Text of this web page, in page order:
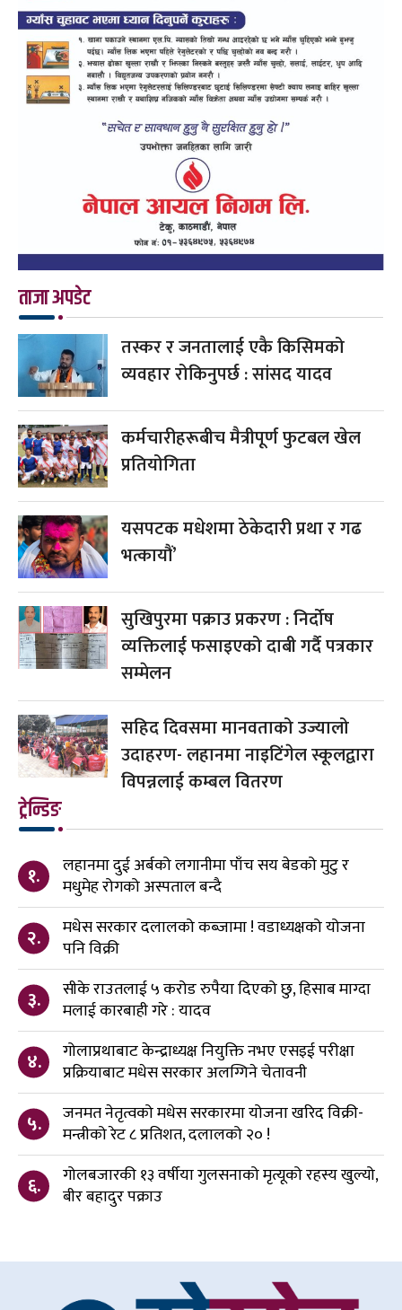
ताजा अपडेट
तस्कर र जनतालाई एकै किसिमको
व्यवहार रोकिनुपर्छ : सांसद यादव
कर्मचारीहरूबीच मैत्रीपूर्ण फुटबल खेल
प्रतियोगिता
यसपटक मधेशमा ठेकेदारी प्रथा र गढ
भत्कायौं’
सुखिपुरमा पक्राउ प्रकरण : निर्दोष
व्यक्तिलाई फसाइएको दाबी गर्दै पत्रकार
सम्मेलन
सहिद दिवसमा मानवताको उज्यालो
उदाहरण- लहानमा नाइटिंगेल स्कूलद्वारा
विपन्नलाई कम्बल वितरण
ट्रेन्डिङ
१.
लहानमा दुई अर्बको लगानीमा पाँच सय बेडको मुटु र
मधुमेह रोगको अस्पताल बन्दै
२.
मधेस सरकार दलालको कब्जामा ! वडाध्यक्षको योजना
पनि विक्री
३.
सीके राउतलाई ५ करोड रुपैया दिएको छु, हिसाब माग्दा
मलाई कारबाही गरे : यादव
४.
गोलाप्रथाबाट केन्द्राध्यक्ष नियुक्ति नभए एसइई परीक्षा
प्रक्रियाबाट मधेस सरकार अलग्गिने चेतावनी
५.
जनमत नेतृत्वको मधेस सरकारमा योजना खरिद विक्री-
मन्त्रीको रेट ८ प्रतिशत, दलालको २० !
६.
गोलबजारकी १३ वर्षीया गुलसनाको मृत्यूको रहस्य खुल्यो,
बीर बहादुर पक्राउ